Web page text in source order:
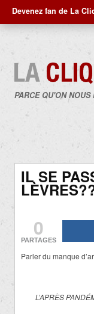
Devenez fan de La
PARCE QU'ON NOUS
IL SE
0
PARTAGES
Parler du manque
L’APRÈS